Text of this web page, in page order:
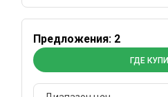
Предложения: 2
ГДЕ